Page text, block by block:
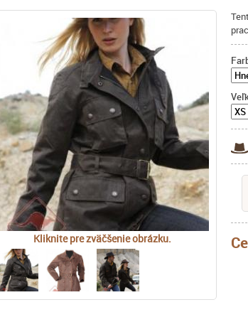
Kliknite pre zväčšenie obrázku.